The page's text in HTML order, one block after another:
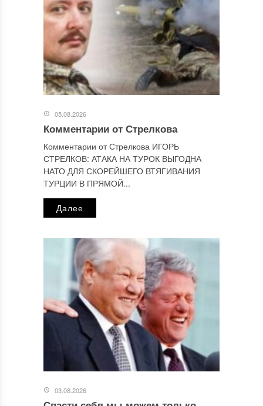
Этот сайт использует Akismet для борьбы со спамом.
Узнайте, как обрабатываются ваши данные комментариев
персональных данных.
05.08.2026
Комментарии от Стрелкова
Комментарии от Стрелкова ИГОРЬ
СТРЕЛКОВ: АТАКА НА ТУРОК ВЫГОДНА
НАТО ДЛЯ СКОРЕЙШЕГО ВТЯГИВАНИЯ
ТУРЦИИ В ПРЯМОЙ...
Далее
03.08.2026